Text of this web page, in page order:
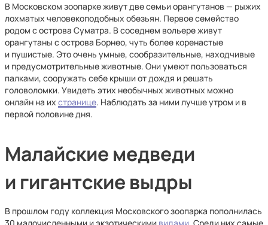
В Московском зоопарке живут две семьи орангутанов — рыжих
лохматых человекоподобных обезьян. Первое семейство
родом с острова Суматра. В соседнем вольере живут
орангутаны с острова Борнео, чуть более коренастые
и пушистые. Это очень умные, сообразительные, находчивые
и предусмотрительные животные. Они умеют пользоваться
палками, сооружать себе крыши от дождя и решать
головоломки. Увидеть этих необычных животных можно
онлайн на их странице. Наблюдать за ними лучше утром и в
первой половине дня.
Малайские медведи
и гигантские выдры
В прошлом году коллекция Московского зоопарка пополнилась